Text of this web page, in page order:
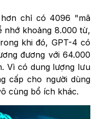
chỉ có 4096 "mã
nhớ khoảng 8.000 từ,
khi đó, GPT-4 có
đương với 64.000
Vì có dung lượng lưu
cấp cho người dùng
cùng bổ ích khác.